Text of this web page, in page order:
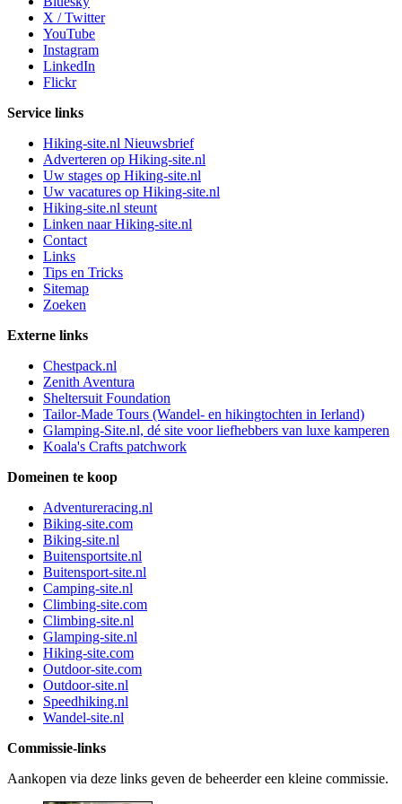
X / Twitter
YouTube
Instagram
LinkedIn
Flickr
Service links
Hiking-site.nl Nieuwsbrief
Adverteren op Hiking-site.nl
Uw stages op Hiking-site.nl
Uw vacatures op Hiking-site.nl
Hiking-site.nl steunt
Linken naar Hiking-site.nl
Contact
Links
Tips en Tricks
Sitemap
Zoeken
Externe links
Chestpack.nl
Zenith Aventura
Sheltersuit Foundation
Tailor-Made Tours (Wandel- en hikingtochten in Ierland)
Glamping-Site.nl, dé site voor liefhebbers van luxe kamperen
Koala's Crafts patchwork
Domeinen te koop
Adventureracing.nl
Biking-site.com
Biking-site.nl
Buitensportsite.nl
Buitensport-site.nl
Camping-site.nl
Climbing-site.com
Climbing-site.nl
Glamping-site.nl
Hiking-site.com
Outdoor-site.com
Outdoor-site.nl
Speedhiking.nl
Wandel-site.nl
Commissie-links
Aankopen via deze links geven de beheerder een kleine commissie.